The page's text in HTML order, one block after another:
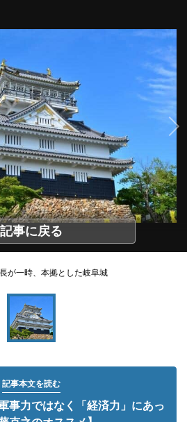
記事に戻る
が一時、本拠とした岐阜城
記事本文を読む
事力ではなく「経済力」にあっ